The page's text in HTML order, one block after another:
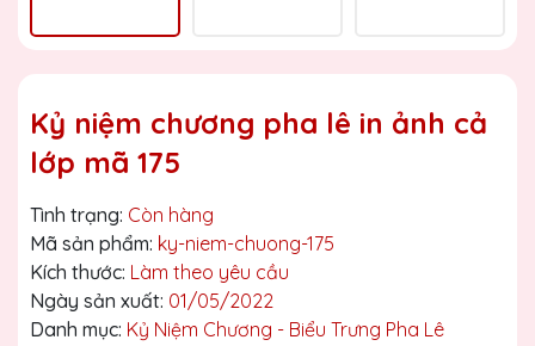
Kỷ niệm chương pha lê in ảnh cả
lớp mã 175
Tình trạng: Còn hàng
Mã sản phẩm: ky-niem-chuong-175
Kích thước: Làm theo yêu cầu
Ngày sản xuất: 01/05/2022
Danh mục: Kỷ Niệm Chương - Biểu Trưng Pha Lê